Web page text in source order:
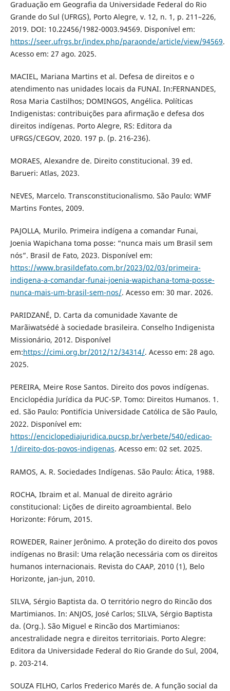
Graduação em Geografia da Universidade Federal do Rio
Grande do Sul (UFRGS), Porto Alegre, v. 12, n. 1, p. 211–226,
2019. DOI: 10.22456/1982-0003.94569. Disponível em:
https://seer.ufrgs.br/index.php/paraonde/article/view/94569.
Acesso em: 27 ago. 2025.
MACIEL, Mariana Martins et al. Defesa de direitos e o
atendimento nas unidades locais da FUNAI. In:FERNANDES,
Rosa Maria Castilhos; DOMINGOS, Angélica. Políticas
Indigenistas: contribuições para afirmação e defesa dos
direitos indígenas. Porto Alegre, RS: Editora da
UFRGS/CEGOV, 2020. 197 p. (p. 216-236).
MORAES, Alexandre de. Direito constitucional. 39 ed.
Barueri: Atlas, 2023.
NEVES, Marcelo. Transconstitucionalismo. São Paulo: WMF
Martins Fontes, 2009.
PAJOLLA, Murilo. Primeira indígena a comandar Funai,
Joenia Wapichana toma posse: “nunca mais um Brasil sem
nós”. Brasil de Fato, 2023. Disponível em:
https://www.brasildefato.com.br/2023/02/03/primeira-
indigena-a-comandar-funai-joenia-wapichana-toma-posse-
nunca-mais-um-brasil-sem-nos/. Acesso em: 30 mar. 2026.
PARIDZANÉ, D. Carta da comunidade Xavante de
Marãiwatsédé à sociedade brasileira. Conselho Indigenista
Missionário, 2012. Disponível
em:https://cimi.org.br/2012/12/34314/. Acesso em: 28 ago.
2025.
PEREIRA, Meire Rose Santos. Direito dos povos indígenas.
Enciclopédia Jurídica da PUC-SP. Tomo: Direitos Humanos. 1.
ed. São Paulo: Pontifícia Universidade Católica de São Paulo,
2022. Disponível em:
https://enciclopediajuridica.pucsp.br/verbete/540/edicao-
1/direito-dos-povos-indigenas. Acesso em: 02 set. 2025.
RAMOS, A. R. Sociedades Indígenas. São Paulo: Ática, 1988.
ROCHA, Ibraim et al. Manual de direito agrário
constitucional: Lições de direito agroambiental. Belo
Horizonte: Fórum, 2015.
ROWEDER, Rainer Jerônimo. A proteção do direito dos povos
indígenas no Brasil: Uma relação necessária com os direitos
humanos internacionais. Revista do CAAP, 2010 (1), Belo
Horizonte, jan-jun, 2010.
SILVA, Sérgio Baptista da. O território negro do Rincão dos
Martimianos. In: ANJOS, José Carlos; SILVA, Sérgio Baptista
da. (Org.). São Miguel e Rincão dos Martimianos:
ancestralidade negra e direitos territoriais. Porto Alegre:
Editora da Universidade Federal do Rio Grande do Sul, 2004,
p. 203-214.
SOUZA FILHO, Carlos Frederico Marés de. A função social da